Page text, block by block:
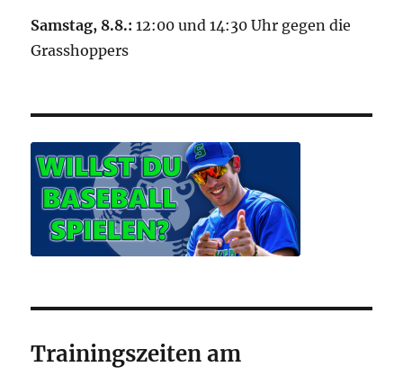
Samstag, 8.8.: 12:00 und 14:30 Uhr gegen die
Grasshoppers
Trainingszeiten am